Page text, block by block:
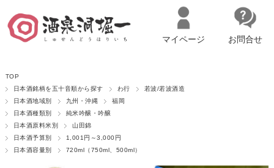
マイページへログイン
マイページ お問合せ
TOP
日本酒銘柄を五十音順から探す
わ行
若波/若波酒造
日本酒地域別
九州・沖縄
福岡
日本酒種類別
純米吟醸・吟醸
日本酒原料米別
山田錦
日本酒予算別
1,001円～3,000円
日本酒容量別
720ml（750ml、500ml）